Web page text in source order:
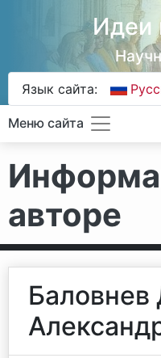
Идеи
Язык сайта:
Меню сайта
авторе
Баловнев